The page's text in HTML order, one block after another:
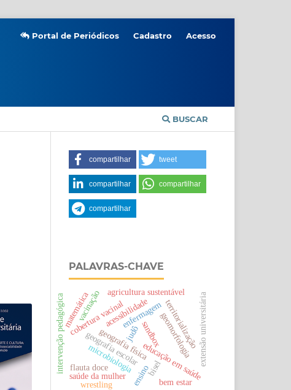
BUSCAR
Portal de Periódicos Cadastro Acesso
compartilhar tweet
compartilhar compartilhar
compartilhar
PALAVRAS-CHAVE
geografia física geomorfologia
geografia escolarsandbox
cobertura vacinal
educação em saúde
enfermagem
vacinação
microbiologia
intervenção pedagógica
ensinobisel
flauta doce
matemática agricultura sustentável
territorialização
bem estar
acessibilidade
saúde da mulher
extensão universitária
judô
wrestling